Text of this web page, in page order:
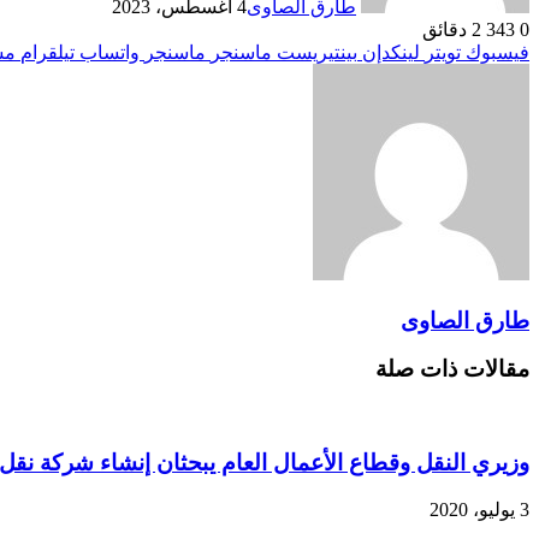
طارق الصاوى4 أغسطس، 2023
0
2 دقائق
فيسبوك تويتر لينكدإن بينتيريست ماسنجر ماسنجر واتساب تيلقرام
طارق الصاوى
مقالات ذات صلة
وزيري النقل وقطاع الأعمال العام يبحثان إنشاء شركة
3 يوليو، 2020